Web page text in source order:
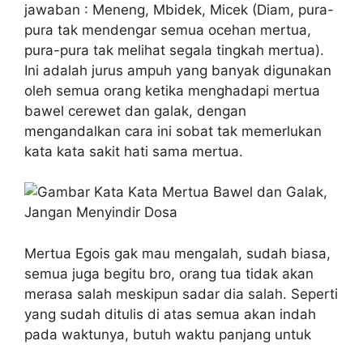
jawaban : Meneng, Mbidek, Micek (Diam, pura-
pura tak mendengar semua ocehan mertua,
pura-pura tak melihat segala tingkah mertua).
Ini adalah jurus ampuh yang banyak digunakan
oleh semua orang ketika menghadapi mertua
bawel cerewet dan galak, dengan
mengandalkan cara ini sobat tak memerlukan
kata kata sakit hati sama mertua.
Mertua Egois gak mau mengalah, sudah biasa,
semua juga begitu bro, orang tua tidak akan
merasa salah meskipun sadar dia salah. Seperti
yang sudah ditulis di atas semua akan indah
pada waktunya, butuh waktu panjang untuk